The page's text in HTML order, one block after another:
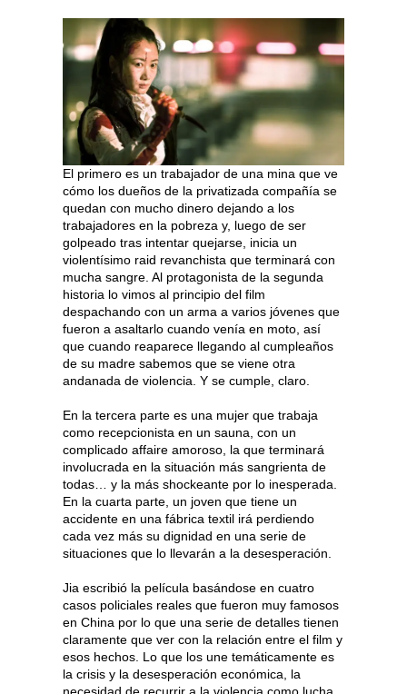
El primero es un trabajador de una mina que ve
cómo los dueños de la privatizada compañía se
quedan con mucho dinero dejando a los
trabajadores en la pobreza y, luego de ser
golpeado tras intentar quejarse, inicia un
violentísimo raid revanchista que terminará con
mucha sangre. Al protagonista de la segunda
historia lo vimos al principio del film
despachando con un arma a varios jóvenes que
fueron a asaltarlo cuando venía en moto, así
que cuando reaparece llegando al cumpleaños
de su madre sabemos que se viene otra
andanada de violencia. Y se cumple, claro.
En la tercera parte es una mujer que trabaja
como recepcionista en un sauna, con un
complicado affaire amoroso, la que terminará
involucrada en la situación más sangrienta de
todas… y la más shockeante por lo inesperada.
En la cuarta parte, un joven que tiene un
accidente en una fábrica textil irá perdiendo
cada vez más su dignidad en una serie de
situaciones que lo llevarán a la desesperación.
Jia escribió la película basándose en cuatro
casos policiales reales que fueron muy famosos
en China por lo que una serie de detalles tienen
claramente que ver con la relación entre el film y
esos hechos. Lo que los une temáticamente es
la crisis y la desesperación económica, la